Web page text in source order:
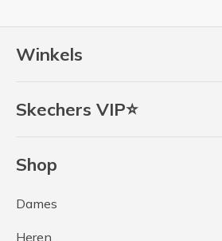
Winkels
Skechers VIP⭐
Shop
Dames
Heren